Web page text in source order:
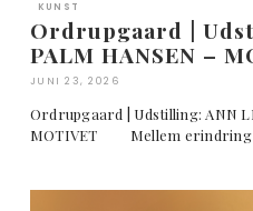
KUNST
Ordrupgaard |
PALM HANSEN –
JUNI 23, 2026
Ordrupgaard | Udstilling: ANN
MOTIVET Mellem